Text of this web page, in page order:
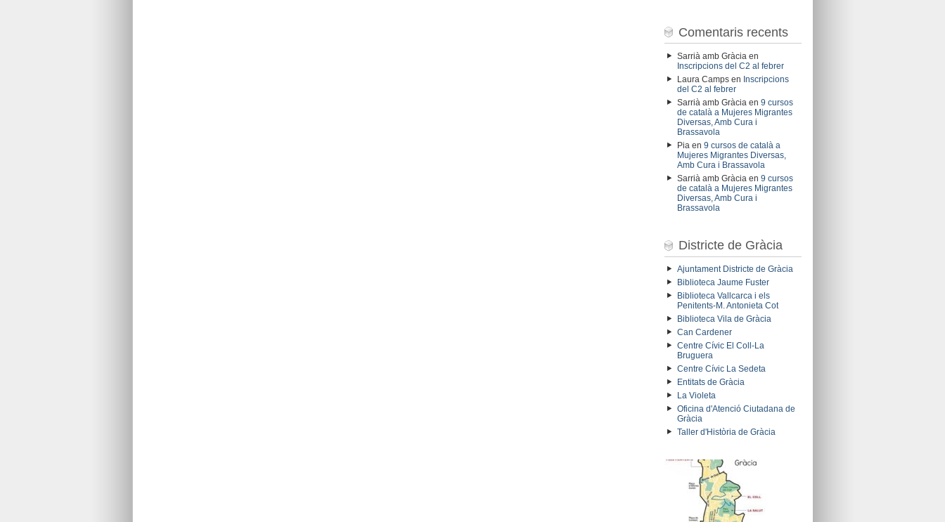
Comentaris recents
Sarrià amb Gràcia en
Inscripcions del C2 al febrer
Laura Campsen Inscripcions
del C2 al febrer
Sarrià amb Gràcia en 9 cursos
de català a Mujeres Migrantes
Diversas, Amb Cura i
Brassavola
Pia en 9 cursos de català a
Mujeres Migrantes Diversas,
Amb Cura i Brassavola
Sarrià amb Gràcia en 9 cursos
de català a Mujeres Migrantes
Diversas, Amb Cura i
Brassavola
Districte de Gràcia
Ajuntament Districte de Gràcia
Biblioteca Jaume Fuster
Biblioteca Vallcarca i els
Penitents-M. Antonieta Cot
Biblioteca Vila de Gràcia
Can Cardener
Centre Cívic El Coll-La
Bruguera
Centre Cívic La Sedeta
Entitats de Gràcia
La Violeta
Oficina d'Atenció Ciutadana de
Gràcia
Taller d'Història de Gràcia